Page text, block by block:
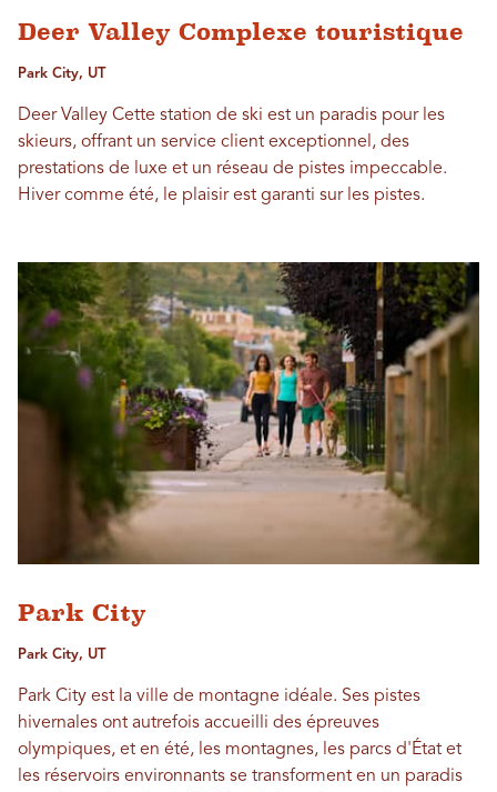
Deer Valley Complexe touristique
Park City, UT
Deer Valley Cette station de ski est un paradis pour les
skieurs, offrant un service client exceptionnel, des
prestations de luxe et un réseau de pistes impeccable.
Hiver comme été, le plaisir est garanti sur les pistes.
Park City
Park City, UT
Park City est la ville de montagne idéale. Ses pistes
hivernales ont autrefois accueilli des épreuves
olympiques, et en été, les montagnes, les parcs d'État et
les réservoirs environnants se transforment en un paradis